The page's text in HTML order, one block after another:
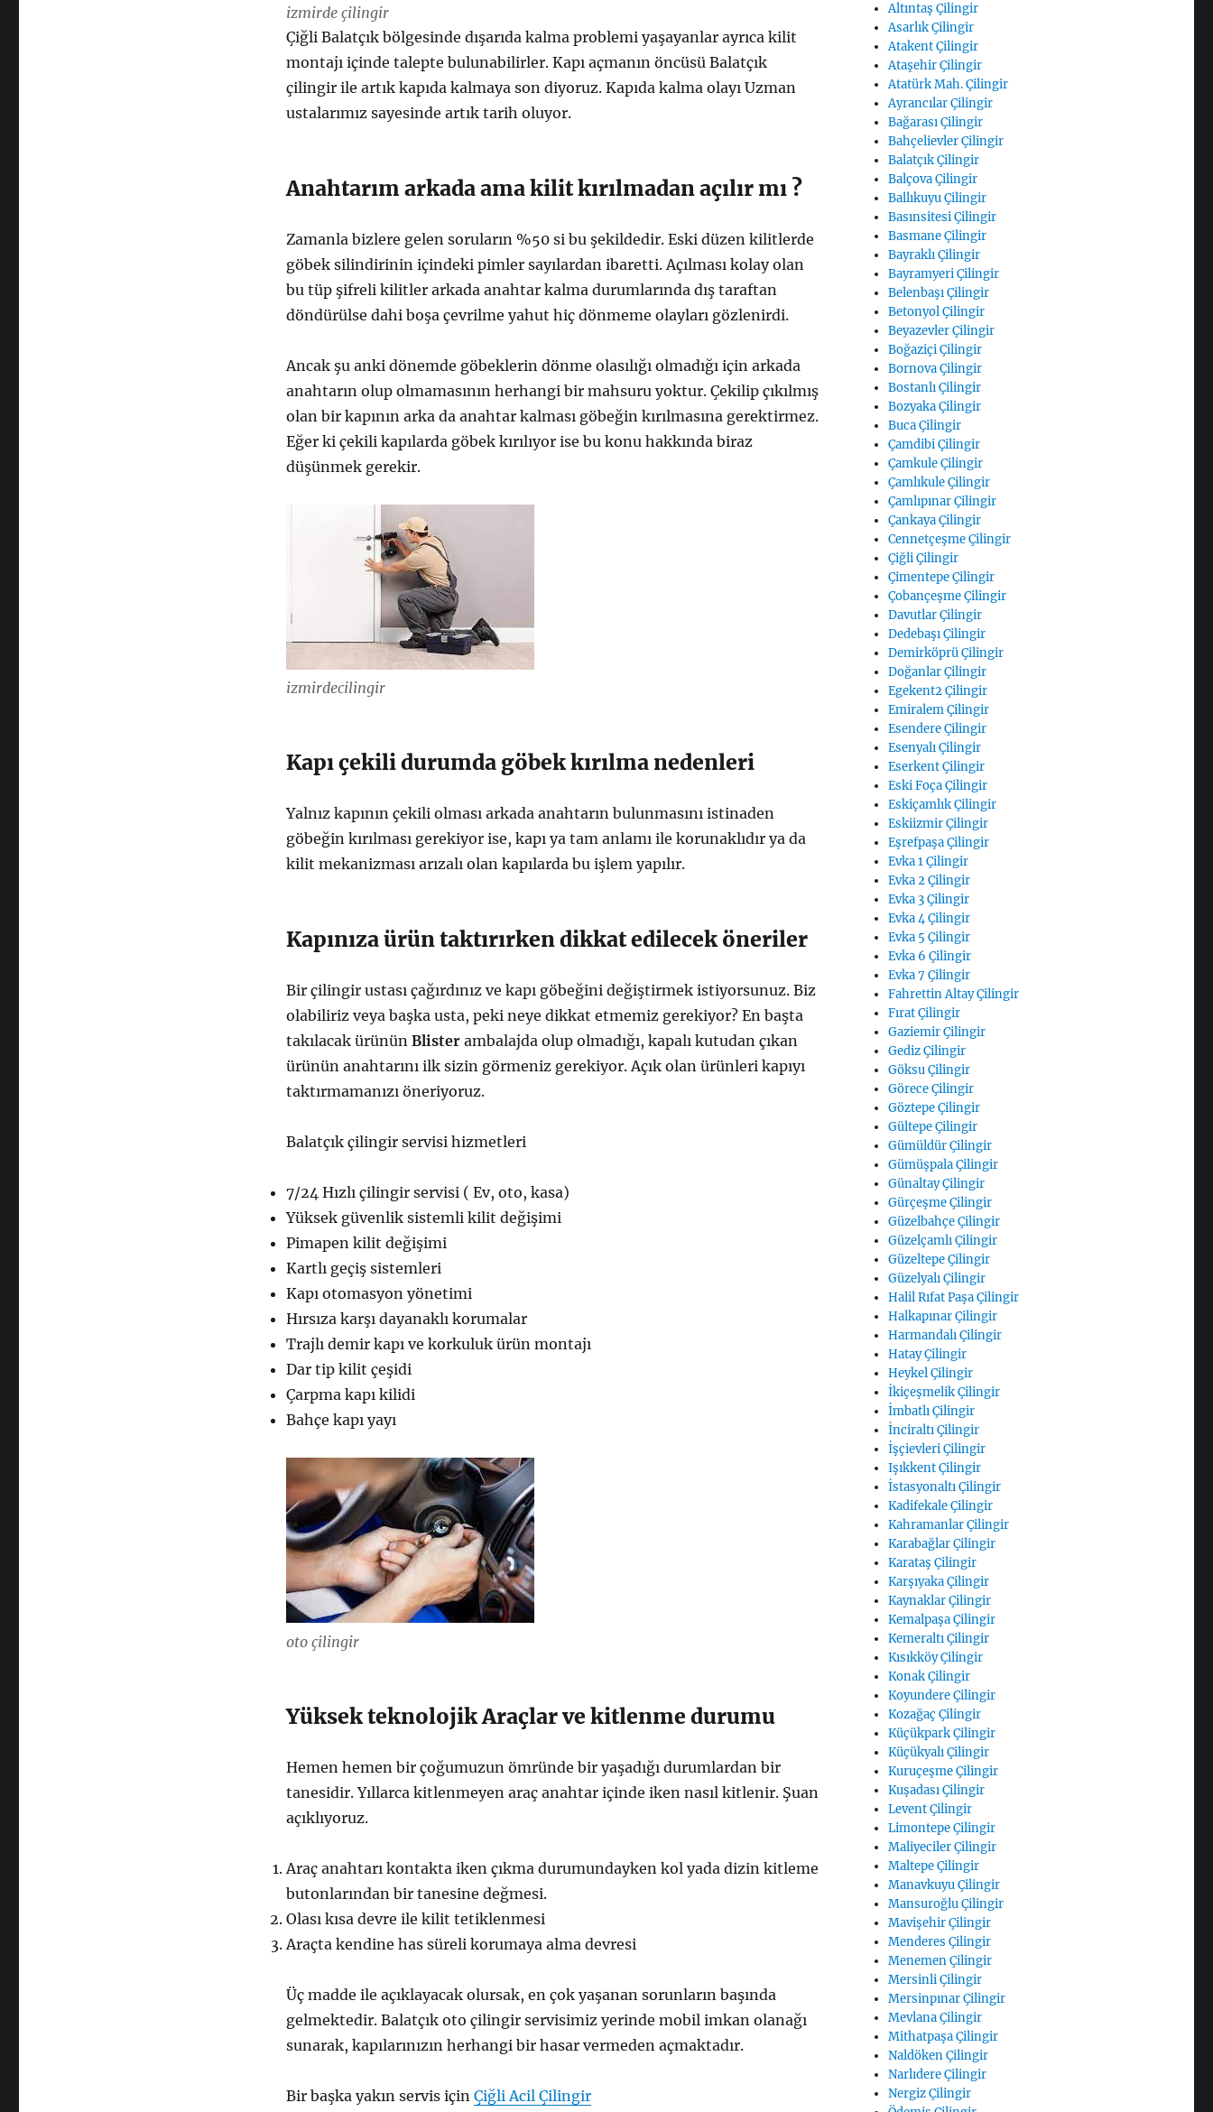
izmirde çilingir
Çiğli Balatçık bölgesinde dışarıda kalma problemi yaşayanlar ayrıca kilit
montajı içinde talepte bulunabilirler. Kapı açmanın öncüsü Balatçık
çilingir ile artık kapıda kalmaya son diyoruz. Kapıda kalma olayı Uzman
ustalarımız sayesinde artık tarih oluyor.
Anahtarım arkada ama kilit kırılmadan açılır mı ?
Zamanla bizlere gelen soruların %50 si bu şekildedir. Eski düzen kilitlerde
göbek silindirinin içindeki pimler sayılardan ibaretti. Açılması kolay olan
bu tüp şifreli kilitler arkada anahtar kalma durumlarında dış taraftan
döndürülse dahi boşa çevrilme yahut hiç dönmeme olayları gözlenirdi.
Ancak şu anki dönemde göbeklerin dönme olasılığı olmadığı için arkada
anahtarın olup olmamasının herhangi bir mahsuru yoktur. Çekilip çıkılmış
olan bir kapının arka da anahtar kalması göbeğin kırılmasına gerektirmez.
Eğer ki çekili kapılarda göbek kırılıyor ise bu konu hakkında biraz
düşünmek gerekir.
izmirdecilingir
Kapı çekili durumda göbek kırılma nedenleri
Yalnız kapının çekili olması arkada anahtarın bulunmasını istinaden
göbeğin kırılması gerekiyor ise, kapı ya tam anlamı ile korunaklıdır ya da
kilit mekanizması arızalı olan kapılarda bu işlem yapılır.
Kapınıza ürün taktırırken dikkat edilecek öneriler
Bir çilingir ustası çağırdınız ve kapı göbeğini değiştirmek istiyorsunuz. Biz
olabiliriz veya başka usta, peki neye dikkat etmemiz gerekiyor? En başta
takılacak ürünün Blisterambalajda olup olmadığı, kapalı kutudan çıkan
ürünün anahtarını ilk sizin görmeniz gerekiyor. Açık olan ürünleri kapıyı
taktırmamanızı öneriyoruz.
Balatçık çilingir servisi hizmetleri
7/24 Hızlı çilingir servisi ( Ev, oto, kasa)
Yüksek güvenlik sistemli kilit değişimi
Pimapen kilit değişimi
Kartlı geçiş sistemleri
Kapı otomasyon yönetimi
Hırsıza karşı dayanaklı korumalar
Trajlı demir kapı ve korkuluk ürün montajı
Dar tip kilit çeşidi
Çarpma kapı kilidi
Bahçe kapı yayı
oto çilingir
Yüksek teknolojik Araçlar ve kitlenme durumu
Hemen hemen bir çoğumuzun ömründe bir yaşadığı durumlardan bir
tanesidir. Yıllarca kitlenmeyen araç anahtar içinde iken nasıl kitlenir. Şuan
açıklıyoruz.
Araç anahtarı kontakta iken çıkma durumundayken kol yada dizin kitleme
butonlarından bir tanesine değmesi.
Olası kısa devre ile kilit tetiklenmesi
Araçta kendine has süreli korumaya alma devresi
Üç madde ile açıklayacak olursak, en çok yaşanan sorunların başında
gelmektedir. Balatçık oto çilingir servisimiz yerinde mobil imkan olanağı
sunarak, kapılarınızın herhangi bir hasar vermeden açmaktadır.
Bir başka yakın servis için Çiğli Acil Çilingir
Altıntaş Çilingir
Asarlık Çilingir
Atakent Çilingir
Ataşehir Çilingir
Atatürk Mah. Çilingir
Ayrancılar Çilingir
Bağarası Çilingir
Bahçelievler Çilingir
Balatçık Çilingir
Balçova Çilingir
Ballıkuyu Çilingir
Basınsitesi Çilingir
Basmane Çilingir
Bayraklı Çilingir
Bayramyeri Çilingir
Belenbaşı Çilingir
Betonyol Çilingir
Beyazevler Çilingir
Boğaziçi Çilingir
Bornova Çilingir
Bostanlı Çilingir
Bozyaka Çilingir
Buca Çilingir
Çamdibi Çilingir
Çamkule Çilingir
Çamlıkule Çilingir
Çamlıpınar Çilingir
Çankaya Çilingir
Cennetçeşme Çilingir
Çiğli Çilingir
Çimentepe Çilingir
Çobançeşme Çilingir
Davutlar Çilingir
Dedebaşı Çilingir
Demirköprü Çilingir
Doğanlar Çilingir
Egekent2 Çilingir
Emiralem Çilingir
Esendere Çilingir
Esenyalı Çilingir
Eserkent Çilingir
Eski Foça Çilingir
Eskiçamlık Çilingir
Eskiizmir Çilingir
Eşrefpaşa Çilingir
Evka 1 Çilingir
Evka 2 Çilingir
Evka 3 Çilingir
Evka 4 Çilingir
Evka 5 Çilingir
Evka 6 Çilingir
Evka 7 Çilingir
Fahrettin Altay Çilingir
Fırat Çilingir
Gaziemir Çilingir
Gediz Çilingir
Göksu Çilingir
Görece Çilingir
Göztepe Çilingir
Gültepe Çilingir
Gümüldür Çilingir
Gümüşpala Çilingir
Günaltay Çilingir
Gürçeşme Çilingir
Güzelbahçe Çilingir
Güzelçamlı Çilingir
Güzeltepe Çilingir
Güzelyalı Çilingir
Halil Rıfat Paşa Çilingir
Halkapınar Çilingir
Harmandalı Çilingir
Hatay Çilingir
Heykel Çilingir
İkiçeşmelik Çilingir
İmbatlı Çilingir
İnciraltı Çilingir
İşçievleri Çilingir
Işıkkent Çilingir
İstasyonaltı Çilingir
Kadifekale Çilingir
Kahramanlar Çilingir
Karabağlar Çilingir
Karataş Çilingir
Karşıyaka Çilingir
Kaynaklar Çilingir
Kemalpaşa Çilingir
Kemeraltı Çilingir
Kısıkköy Çilingir
Konak Çilingir
Koyundere Çilingir
Kozağaç Çilingir
Küçükpark Çilingir
Küçükyalı Çilingir
Kuruçeşme Çilingir
Kuşadası Çilingir
Levent Çilingir
Limontepe Çilingir
Maliyeciler Çilingir
Maltepe Çilingir
Manavkuyu Çilingir
Mansuroğlu Çilingir
Mavişehir Çilingir
Menderes Çilingir
Menemen Çilingir
Mersinli Çilingir
Mersinpınar Çilingir
Mevlana Çilingir
Mithatpaşa Çilingir
Naldöken Çilingir
Narlıdere Çilingir
Nergiz Çilingir